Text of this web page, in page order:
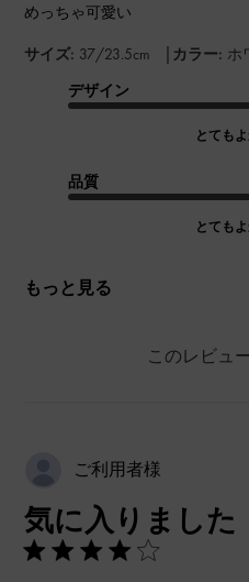
めっちゃ可愛い
サイズ: 37/23.5cm | カラー: ホ
デザイン
とても
品質
とても
もっと見る
このレビュ
ご利用者様
気に入りました